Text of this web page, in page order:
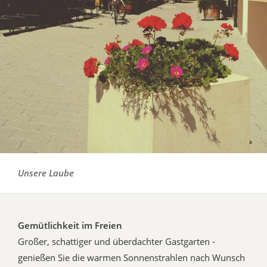
Unsere Laube
Gemütlichkeit im Freien
Großer, schattiger und überdachter Gastgarten -
genießen Sie die warmen Sonnenstrahlen nach Wunsch